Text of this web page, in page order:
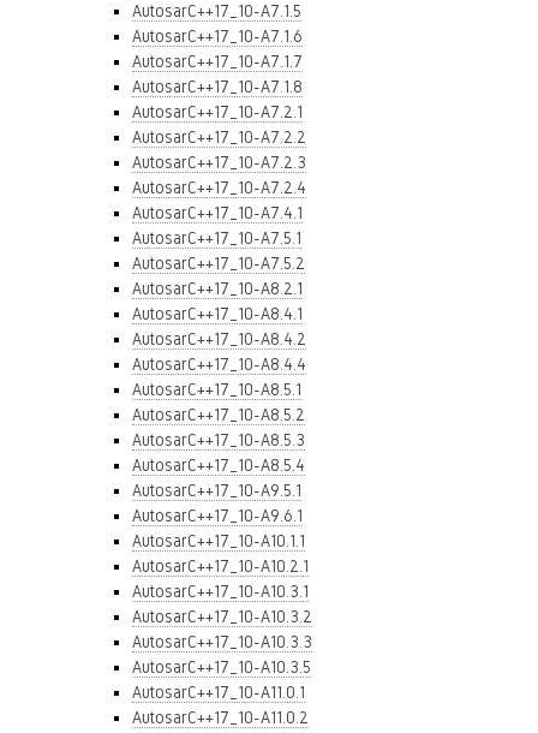
AutosarC++17_10-A7.1.5
AutosarC++17_10-A7.1.6
AutosarC++17_10-A7.1.7
AutosarC++17_10-A7.1.8
AutosarC++17_10-A7.2.1
AutosarC++17_10-A7.2.2
AutosarC++17_10-A7.2.3
AutosarC++17_10-A7.2.4
AutosarC++17_10-A7.4.1
AutosarC++17_10-A7.5.1
AutosarC++17_10-A7.5.2
AutosarC++17_10-A8.2.1
AutosarC++17_10-A8.4.1
AutosarC++17_10-A8.4.2
AutosarC++17_10-A8.4.4
AutosarC++17_10-A8.5.1
AutosarC++17_10-A8.5.2
AutosarC++17_10-A8.5.3
AutosarC++17_10-A8.5.4
AutosarC++17_10-A9.5.1
AutosarC++17_10-A9.6.1
AutosarC++17_10-A10.1.1
AutosarC++17_10-A10.2.1
AutosarC++17_10-A10.3.1
AutosarC++17_10-A10.3.2
AutosarC++17_10-A10.3.3
AutosarC++17_10-A10.3.5
AutosarC++17_10-A11.0.1
AutosarC++17_10-A11.0.2